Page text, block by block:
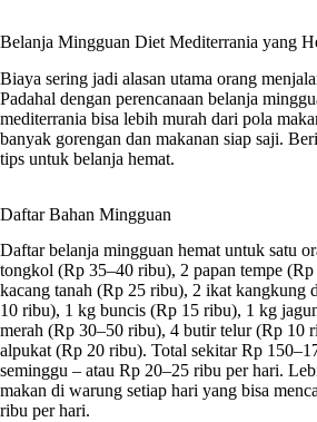
Belanja Mingguan Diet Mediterrania yang
Biaya sering jadi alasan utama orang
Padahal dengan perencanaan belanja
mediterrania bisa lebih murah dari pola
banyak gorengan dan makanan siap saji.
tips untuk belanja hemat.
Daftar Bahan Mingguan
Daftar belanja mingguan hemat untuk satu
tongkol (Rp 35–40 ribu), 2 papan tempe
kacang tanah (Rp 25 ribu), 2 ikat kangkung
10 ribu), 1 kg buncis (Rp 15 ribu), 1 kg
merah (Rp 30–50 ribu), 4 butir telur (Rp 10
alpukat (Rp 20 ribu). Total sekitar Rp
seminggu – atau Rp 20–25 ribu per hari.
makan di warung setiap hari yang bisa
ribu per hari.